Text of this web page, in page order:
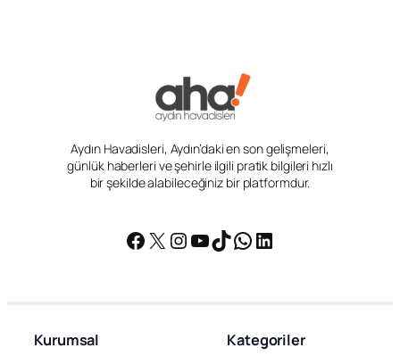
Aydın Havadisleri, Aydın’daki en son gelişmeleri,
günlük haberleri ve şehirle ilgili pratik bilgileri hızlı
bir şekilde alabileceğiniz bir platformdur.
Facebook
X Instagram
YouTube
TikTok
WhatsApp
LinkedIn
Kurumsal Kategoriler